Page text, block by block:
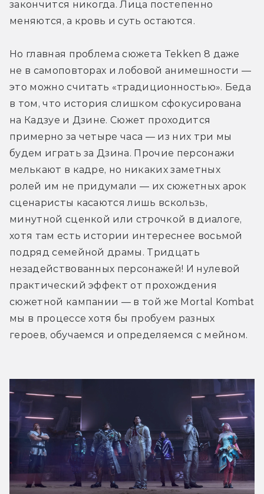
закончится никогда. Лица постепенно
меняются, а кровь и суть остаются.
Но главная проблема сюжета Tekken 8 даже
не в самоповторах и лобовой анимешности —
это можно считать «традиционностью». Беда
в том, что история слишком сфокусирована
на Кадзуе и Дзине. Сюжет проходится
примерно за четыре часа — из них три мы
будем играть за Дзина. Прочие персонажи
мелькают в кадре, но никаких заметных
ролей им не придумали — их сюжетных арок
сценаристы касаются лишь вскользь,
минутной сценкой или строчкой в диалоге,
хотя там есть истории интереснее восьмой
подряд семейной драмы. Тридцать
незадействованных персонажей! И нулевой
практический эффект от прохождения
сюжетной кампании — в той же Mortal Kombat
мы в процессе хотя бы пробуем разных
героев, обучаемся и определяемся с мейном.